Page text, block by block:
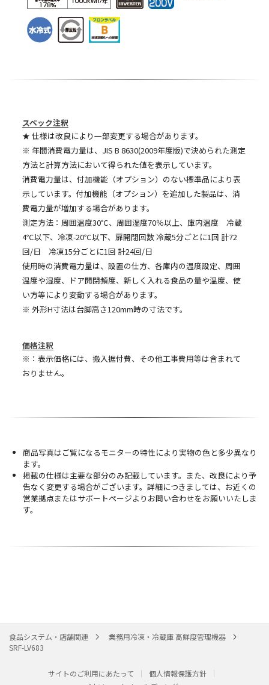
スペック注釈
★ 仕様は改良により一部変更する場合があります。
※ 年間消費電力量は、JIS B 8630(2009年度版)で決められた測定
方法と計算方法において得られた値を表示しています。
消費電力量は、付加機能（オプション）のない標準品により表
示しています。付加機能（オプション）を追加した製品は、消
費電力量が増加する場合があります。
測定方法：周囲温度30℃、周囲湿度70％以上、庫内温度 冷蔵
4℃以下、冷凍-20℃以下、扉開閉回数 冷蔵5分ごとに1回 計72
回/日 冷凍15分ごとに1回 計24回/日
使用時の消費電力量は、設置の仕方、各庫内の温度設定、周囲
温度や湿度、ドア開閉頻度、新しく入れる食品の量や温度、使
い方等により変動する場合があります。
※ 外形H寸法は台脚高さ120mm時の寸法です。
価格注釈
※：表示価格には、搬入据付費、その他工事費用等は含まれて
おりません。
商品写真はご覧になるモニターの特性により実物の色と多少異なり
ます。
掲載の仕様は主要な部分のみ記載しています。また、改良により予
告なく変更する場合がございます。詳細につきましては、お近くの
営業拠点またはサポートページよりお問い合わせをお願いいたしま
す。
食品システム・店舗関連
業務用冷凍・冷蔵庫 高鮮度管理機器
SRF-LV683
サイトのご利用にあたって
個人情報保護方針